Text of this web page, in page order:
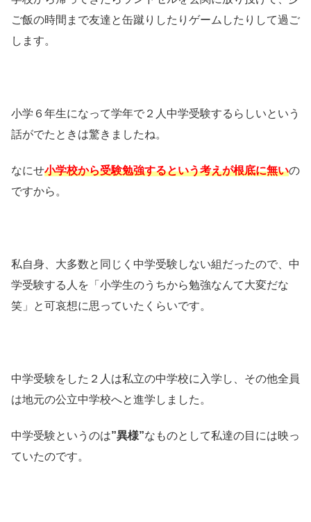
ご飯の時間まで友達と缶蹴りしたりゲームしたりして過ご
します。
小学６年生になって学年で２人中学受験するらしいという
話がでたときは驚きましたね。
なにせ小学校から受験勉強するという考えが根底に無いの
ですから。
私自身、大多数と同じく中学受験しない組だったので、中
学受験する人を「小学生のうちから勉強なんて大変だな
笑」と可哀想に思っていたくらいです。
中学受験をした２人は私立の中学校に入学し、その他全員
は地元の公立中学校へと進学しました。
中学受験というのは”異様”なものとして私達の目には映っ
ていたのです。